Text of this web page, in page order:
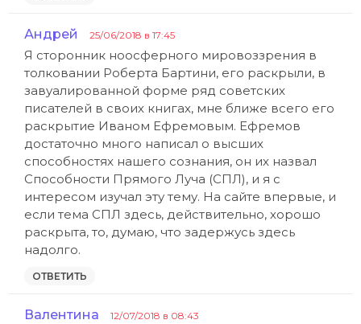
Андрей 25/06/2018 в 17:45
Я сторонник ноосферного мировоззрения в
толковании Роберта Бартини, его раскрыли, в
завуалированной форме ряд советских
писателей в своих книгах, мне ближе всего его
раскрытие Иваном Ефремовым. Ефремов
достаточно много написал о высших
способностях нашего сознания, он их назвал
Способности Прямого Луча (СПЛ), и я с
интересом изучал эту тему. На сайте впервые, и
если тема СПЛ здесь, действительно, хорошо
раскрыта, то, думаю, что задержусь здесь
надолго.
ОТВЕТИТЬ
Валентина 12/07/2018 в 08:43